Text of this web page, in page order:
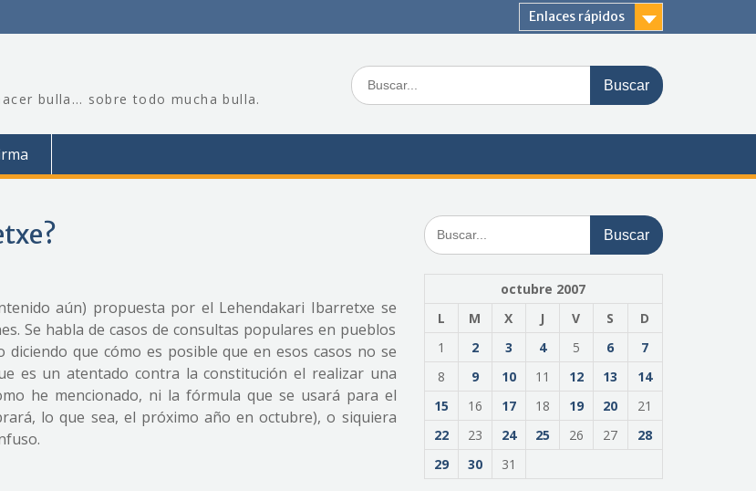
Enlaces rápidos
bulla… sobre todo mucha bulla.
Buscar:
aún) propuesta por el Lehendakari Ibarretxe se
Se habla de casos de consultas populares en pueblos
que cómo es posible que en esos casos no se
es un atentado contra la constitución el realizar una
he mencionado, ni la fórmula que se usará para el
lo que sea, el próximo año en octubre), o siquiera
Buscar:
octubre 2007
L
M X J V S
D
1
2 3 4 5 6
7
8
9 10 11 12 13
14
15
16 17 18 19 20
21
22
23 24 25 26 27
28
29
30 31